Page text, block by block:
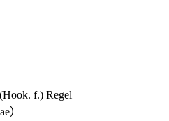
(Hook. f.) Regel
）